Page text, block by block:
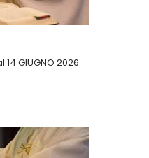
14 GIUGNO 2026